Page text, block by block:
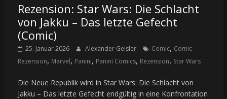
Rezension: Star Wars: Die Schlacht
von Jakku – Das letzte Gefecht
(Comic)
25. Januar 2026 Alexander Geisler Comic, Comic
Rezension, Marvel, Panini, Panini Comics, Rezension, Star Wars
Die Neue Republik wird in Star Wars: Die Schlacht von
Jakku – Das letzte Gefecht endgültig in eine Konfrontation